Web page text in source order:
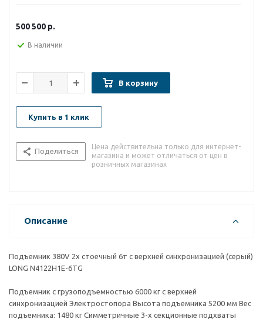
500 500 р.
В наличии
В корзину
Купить в 1 клик
Поделиться
Цена действительна только для интернет-
магазина и может отличаться от цен в
розничных магазинах
Описание
Подъемник 380V 2х стоечный 6т с верхней синхронизацией (серый)
LONG N4122H1E-6TG
Подъемник с грузоподъемностью 6000 кг с верхней
синхронизацией Электростопора Высота подъемника 5200 мм Вес
подъемника: 1480 кг Симметричные 3-х секционные подхваты